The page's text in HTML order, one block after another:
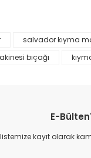
ürün
teşekkür ederiz.
bulunuyor.
daha pahalı.
salvador kıyma
bıçağı
E-
kayıt olarak